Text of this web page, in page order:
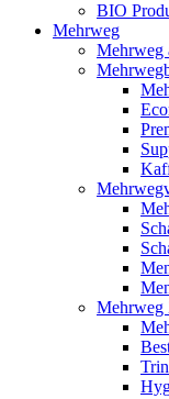
BIO
Mehrweg
Mehrweg
Mehrweg